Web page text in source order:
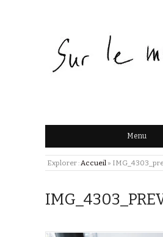
Menu
Explorer :Accueil »